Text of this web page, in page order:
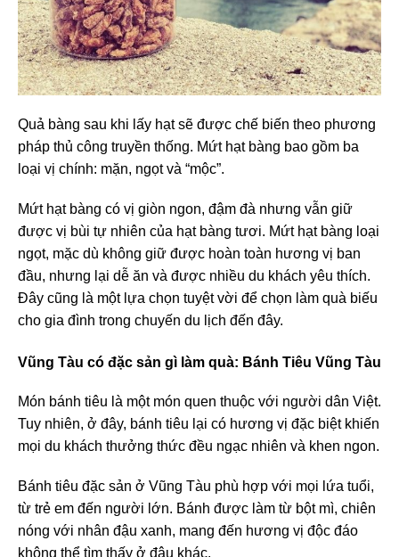
Quả bàng sau khi lấy hạt sẽ được chế biến theo phương
pháp thủ công truyền thống. Mứt hạt bàng bao gồm ba
loại vị chính: mặn, ngọt và “mộc”.
Mứt hạt bàng có vị giòn ngon, đậm đà nhưng vẫn giữ
được vị bùi tự nhiên của hạt bàng tươi. Mứt hạt bàng loại
ngọt, mặc dù không giữ được hoàn toàn hương vị ban
đầu, nhưng lại dễ ăn và được nhiều du khách yêu thích.
Đây cũng là một lựa chọn tuyệt vời để chọn làm quà biếu
cho gia đình trong chuyến du lịch đến đây.
Vũng Tàu có đặc sản gì làm quà: Bánh Tiêu Vũng Tàu
Món bánh tiêu là một món quen thuộc với người dân Việt.
Tuy nhiên, ở đây, bánh tiêu lại có hương vị đặc biệt khiến
mọi du khách thưởng thức đều ngạc nhiên và khen ngon.
Bánh tiêu đặc sản ở Vũng Tàu phù hợp với mọi lứa tuổi,
từ trẻ em đến người lớn. Bánh được làm từ bột mì, chiên
nóng với nhân đậu xanh, mang đến hương vị độc đáo
không thể tìm thấy ở đâu khác.